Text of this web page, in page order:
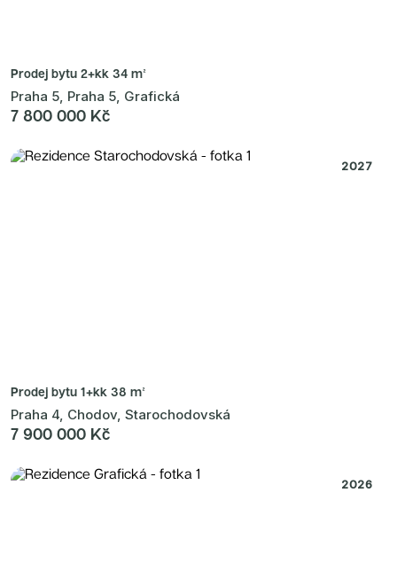
Prodej bytu 2+kk 34 m²
Praha 5, Praha 5, Grafická
7 800 000 Kč
2027
Prodej bytu 1+kk 38 m²
Praha 4, Chodov, Starochodovská
7 900 000 Kč
2026